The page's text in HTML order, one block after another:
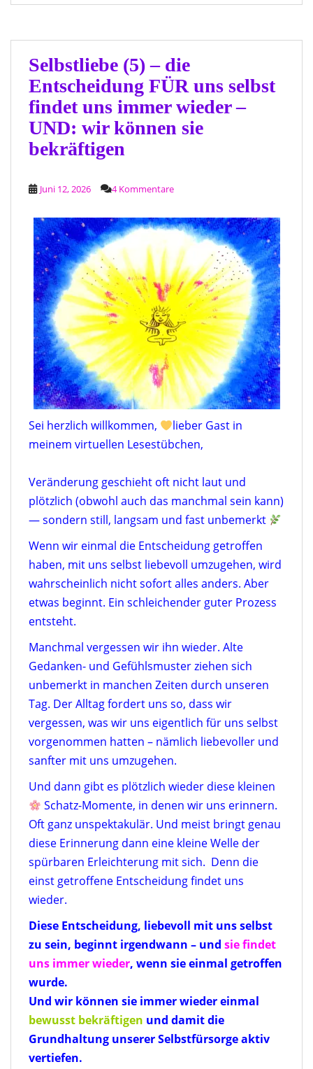
Selbstliebe (5) – die
Entscheidung FÜR uns selbst
findet uns immer wieder –
UND: wir können sie
bekräftigen
Juni 12, 2026 4 Kommentare
Sei herzlich willkommen,
lieber Gast in
meinem virtuellen Lesestübchen,
Veränderung geschieht oft nicht laut und
plötzlich (obwohl auch das manchmal sein kann)
— sondern still, langsam und fast unbemerkt
Wenn wir einmal die Entscheidung getroffen
haben, mit uns selbst liebevoll umzugehen, wird
wahrscheinlich nicht sofort alles anders. Aber
etwas beginnt. Ein schleichender guter Prozess
entsteht.
Manchmal vergessen wir ihn wieder. Alte
Gedanken- und Gefühlsmuster ziehen sich
unbemerkt in manchen Zeiten durch unseren
Tag. Der Alltag fordert uns so, dass wir
vergessen, was wir uns eigentlich für uns selbst
vorgenommen hatten – nämlich liebevoller und
sanfter mit uns umzugehen.
Und dann gibt es plötzlich wieder diese kleinen
Schatz-Momente, in denen wir uns erinnern.
Oft ganz unspektakulär. Und meist bringt genau
diese Erinnerung dann eine kleine Welle der
spürbaren Erleichterung mit sich. Denn die
einst getroffene Entscheidung findet uns
wieder.
Diese Entscheidung, liebevoll mit uns selbst
zu sein, beginnt irgendwann – und sie findet
uns immer wieder, wenn sie einmal getroffen
wurde.
Und wir können sie immer wieder einmal
bewusst bekräftigen und damit die
Grundhaltung unserer Selbstfürsorge aktiv
vertiefen.